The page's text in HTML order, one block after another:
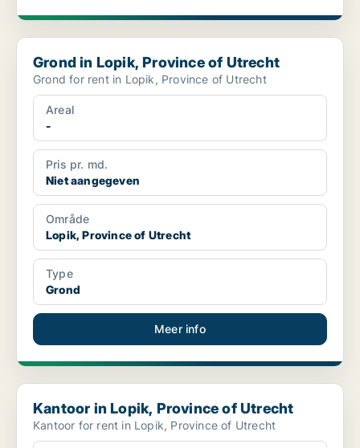
Grond in Lopik, Province of Utrecht
Grond in Lopik, Province of Utrecht
Grond for rent in Lopik, Province of Utrecht
Areal
-
Pris pr. md.
Niet aangegeven
Område
Lopik, Province of Utrecht
Type
Grond
Meer info
Kantoor in Lopik, Province of Utrecht
Kantoor in Lopik, Province of Utrecht
Kantoor for rent in Lopik, Province of Utrecht